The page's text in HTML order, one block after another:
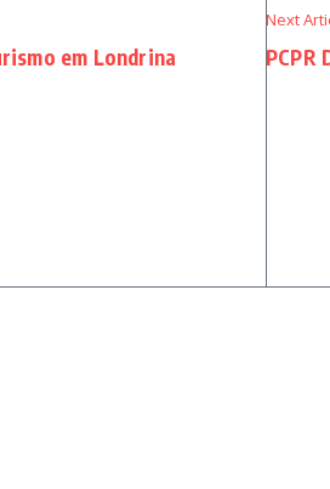
em Londrina
Next
PCPR